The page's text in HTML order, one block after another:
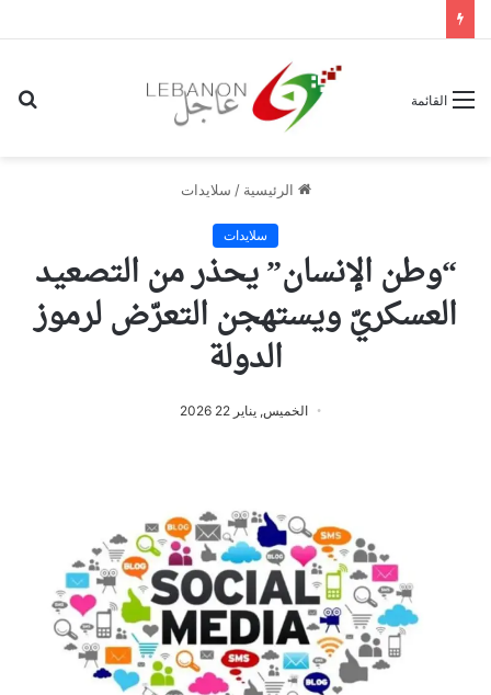
القائمة
الرئيسية / سلايدات
سلايدات
“وطن الإنسان” يحذر من التصعيد
العسكريّ ويستهجن التعرّض لرموز
الدولة
الخميس, يناير 22 2026